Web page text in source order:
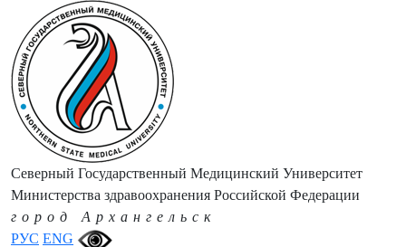
РУС ENG
Северный Государственный Медицинский Университет
Министерства здравоохранения Российской Федерации
город Архангельск